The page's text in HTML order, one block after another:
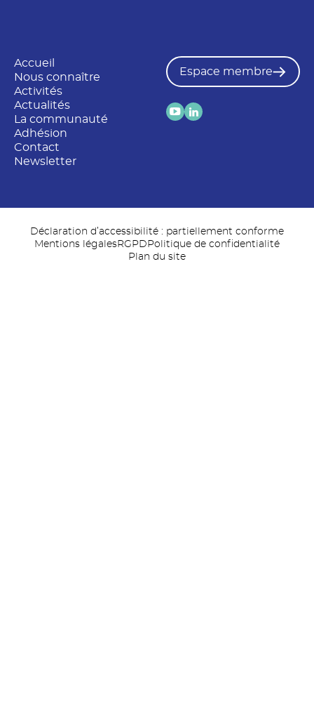
Accueil
Nous connaître
Activités
Actualités
La communauté
Adhésion
Contact
Newsletter
Espace membre
Déclaration d’accessibilité : partiellement conforme
Mentions légalesRGPD Politique de confidentialité
Plan du site